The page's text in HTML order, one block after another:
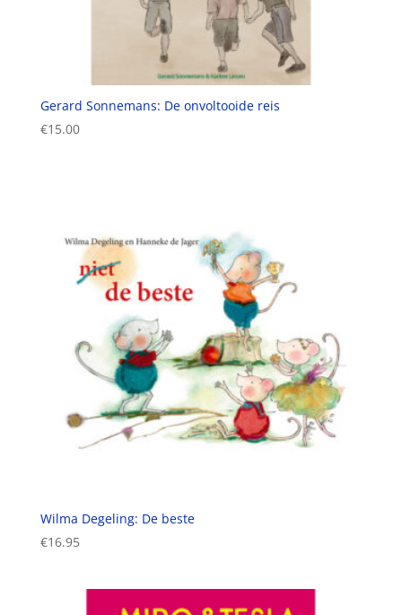
Gerard Sonnemans: De onvoltooide reis
€15.00
Wilma Degeling: De beste
€16.95